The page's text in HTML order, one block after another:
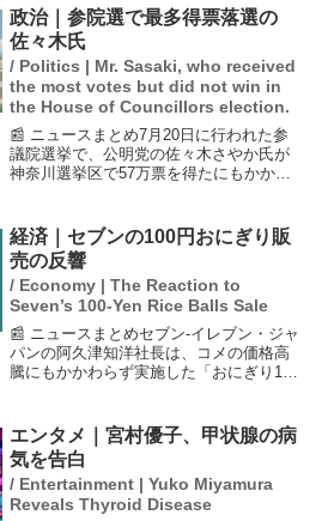
報信頼性についても様々な意見が寄せら
れている。この結果...
政治｜参院選で最多得票落選の
佐々木氏
/ Politics | Mr. Sasaki, who received
the most votes but did not win in
the House of Councillors election.
📰 ニュースまとめ7月20日に行われた参
議院選挙で、公明党の佐々木さやか氏が
神奈川選挙区で57万票を得たにもかかわ
あたります。また、自民党は39議席を確
保し、公明党は...
経済｜セブンの100円おにぎり販
売の反響
/ Economy | The Reaction to
Seven’s 100-Yen Rice Balls Sale
📰 ニュースまとめセブン-イレブン・ジャ
パンの阿久津知洋社長は、コメの価格高
騰にもかかわらず実施した「おにぎり100
セブンの魅力を再認識してもらう機会と
なり、今後の販促...
エンタメ｜宮村優子、甲状腺の病
気を告白
/ Entertainment | Yuko Miyamura
Reveals Thyroid Disease